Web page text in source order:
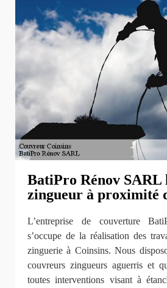
BatiPro Rénov SARL
zingueur à proximité
L’entreprise de couverture
s’occupe de la réalisation des
zinguerie à Coinsins. Nous
couvreurs zingueurs aguerris et
toutes interventions visant à